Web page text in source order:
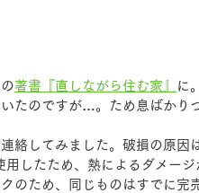
著書『直しながら住む家』
に
たのですが…。ため息ばかり
連絡してみました。破損の原因
したため、熱によるダメー
のため、同じものはすでに完